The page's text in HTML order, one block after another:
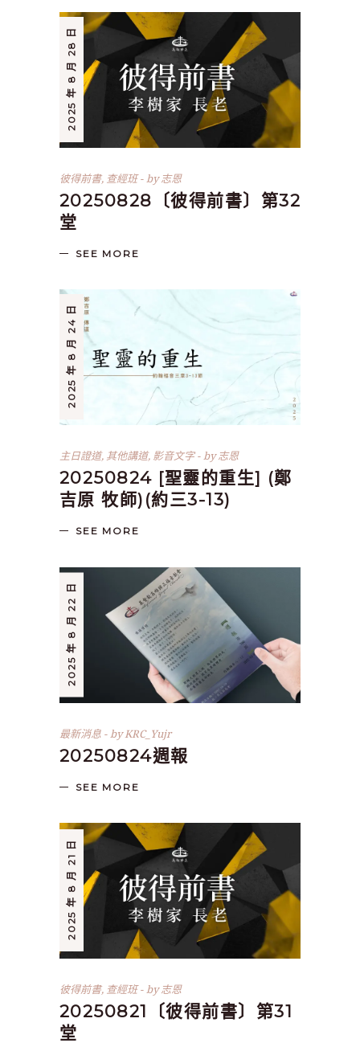
2025 年 8 月 28 日
彼得前書, 查經班 by志恩
20250828〔彼得前書〕第32
堂
SEE MORE
2025 年 8 月 24 日
主日證道, 其他講道, 影音文字 by志恩
20250824 [聖靈的重生] (鄭
吉原 牧師)(約三3-13)
SEE MORE
2025 年 8 月 22 日
最新消息 byKRC_Yujr
20250824週報
SEE MORE
2025 年 8 月 21 日
彼得前書, 查經班 by志恩
20250821〔彼得前書〕第31
堂